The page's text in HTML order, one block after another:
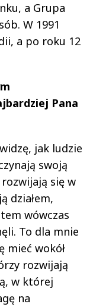
a Grupa
W 1991
a po roku 12
Pana
jak ludzie
swoją
się w
działem,
wówczas
To dla mnie
mieć wokół
rozwijają
w której
na